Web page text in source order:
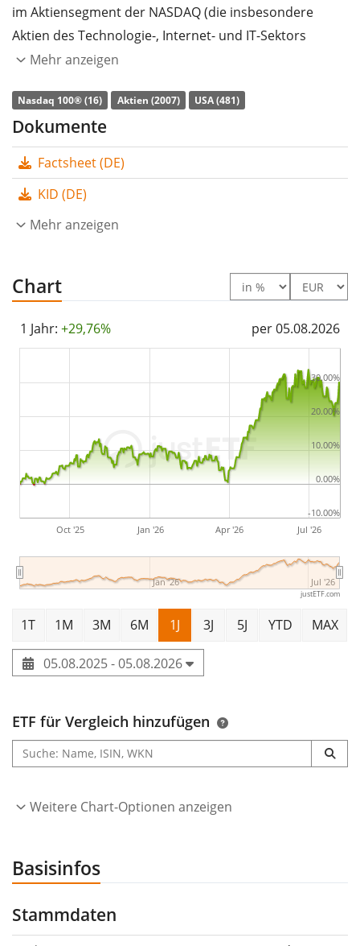
im Aktiensegment der NASDAQ (die insbesondere
Aktien des Technologie-, Internet- und IT-Sektors
umfasst) gelistet sind und nicht der Finanzbranche
Die TER (Gesamtkostenquote) des ETF liegt bei
günstigste ETF, der den Nasdaq 100® Index nachbildet.
Der ETF bildet die Wertentwicklung des Index durch
Indexbestandteile) nach. Die Dividendenerträge im ETF
Der UBS Nasdaq-100 UCITS ETF USD acc hat ein
11. März 2025 in Irland aufgelegt
Mehr anzeigen
Nasdaq 100® (16) Aktien (2007) USA (481)
Dokumente
Factsheet (DE)
KID (DE)
Mehr anzeigen
Chart
1 Jahr: +29,76% per 05.08.2026
Oct '25 Jan '26 Apr '26 Jul '26
Jan '26 Jul '26
-10.00%
0.00%
10.00%
20.00%
30.00%
justETF.com
1T 1M 3M 6M 1J 3J 5J YTD MAX
05.08.2025 - 05.08.2026
ETF für Vergleich hinzufügen
Weitere Chart-Optionen anzeigen
Basisinfos
Stammdaten